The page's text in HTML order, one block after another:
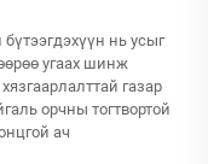
нь усыг
өөрөө угаах шинж
газар
орчны тогтвортой
ач